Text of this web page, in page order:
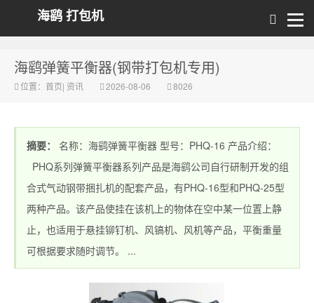
海鹞 打包机
海鹞弹簧平衡器(钢带打包机专用)
位置： 首页| 资讯 2026-08-06 8026
摘要：
名称：海鹞弹簧平衡器 型号：PHQ-16 产品介绍：
PHQ系列弹簧平衡器系列产品是海鹞公司自行研制开发的组
合式气动钢带捆扎机的配套产品，有PHQ-16型和PHQ-25型
两种产品。该产品使挂在该机上的物体在空中某一位置上静
止，也适用于悬挂铆钉机、风镐机、风机等产品，平衡重量
可根据要求随时调节。 ...